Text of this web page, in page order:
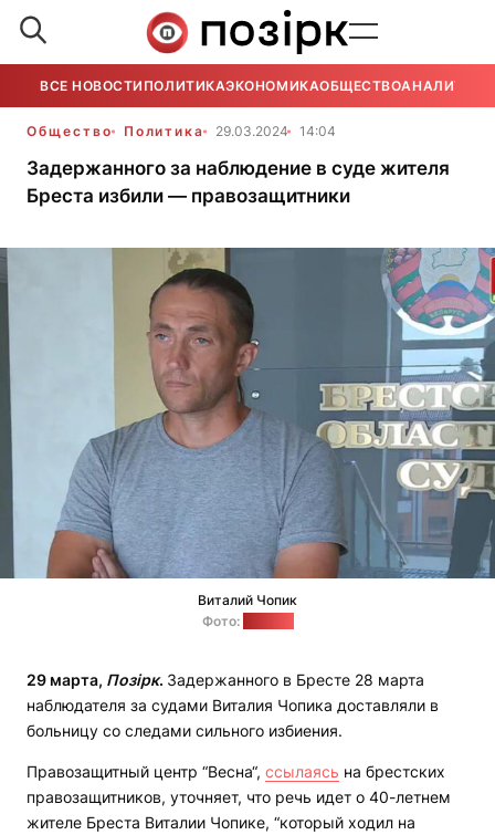
ВСЕ НОВОСТИ ПОЛИТИКАЭКОНОМИКАОБЩЕСТВОАНАЛИТИКА
Общество Политика 29.03.2024 14:04
Задержанного за наблюдение в суде жителя
Бреста избили — правозащитники
Виталий Чопик
Фото:
29 марта, Позірк. Задержанного в Бресте 28 марта
наблюдателя за судами Виталия Чопика доставляли в
больницу со следами сильного избиения.
Правозащитный центр “Весна“, ссылаясь на брестских
правозащитников, уточняет, что речь идет о 40-летнем
жителе Бреста Виталии Чопике, “который ходил на